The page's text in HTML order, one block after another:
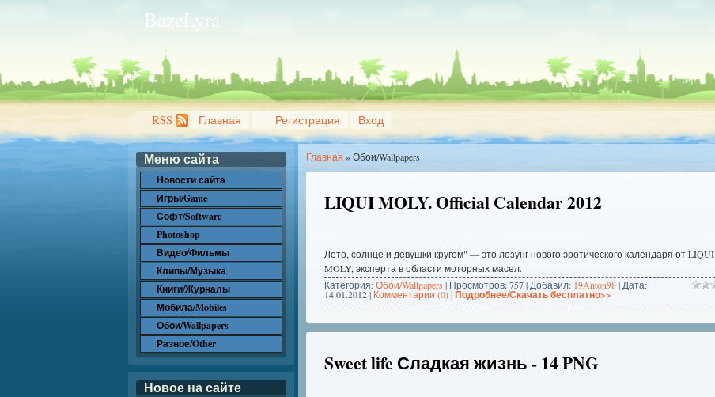
BazeLyra
RSS Главная Регистрация Вход
Главная »Обои/Wallpapers
LIQUI MOLY. Official Calendar 2012
Лето, солнце и девушки кругом" — это лозунг нового эротического календаря от LIQUI
MOLY, эксперта в области моторных масел.
Категория:Обои/Wallpapers | Просмотров: 757 | Добавил: 19Anton98| Дата:
14.01.2012| Комментарии (0)|Подробнее/Скачать бесплатно>>
Sweet life Сладкая жизнь - 14 PNG
Меню сайта
Новости сайта
Игры/Game
Софт/Software
Photoshop
Видео/Фильмы
Клипы/Музыка
Книги/Журналы
Мобила/Mobiles
Обои/Wallpapers
Разное/Other
Новое на сайте